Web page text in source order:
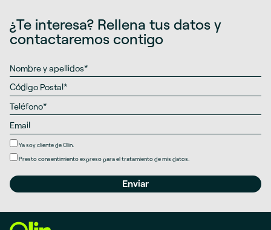
¿Te interesa? Rellena tus datos y
contactaremos contigo
Ya soy cliente de Olin.
Prestoconsentimiento expresopara el tratamiento de mis datos.